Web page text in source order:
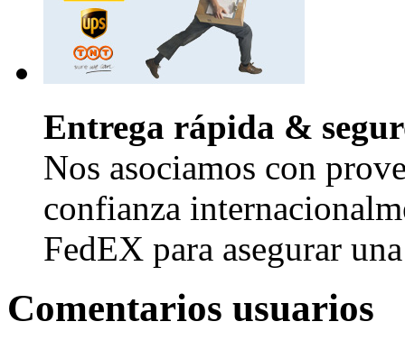
Entrega rápida &
Nos asociamos con
confianza
FedEX para asegurar
Comentarios usuarios